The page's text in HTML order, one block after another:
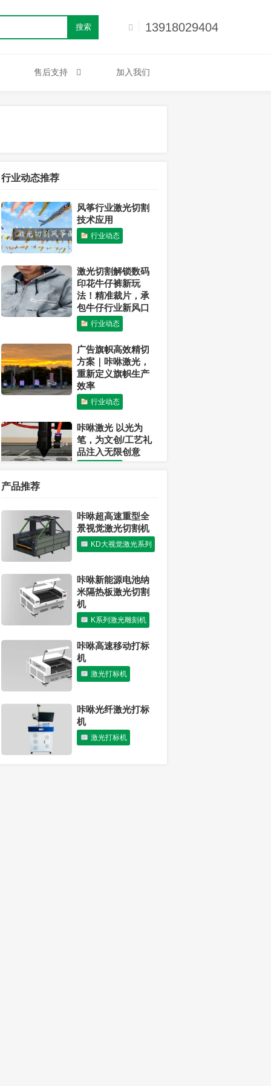
13918029404
搜索
售后支持 加入我们
行业动态推荐
风筝行业激光切割
技术应用
行业动态
激光切割解锁数码
印花牛仔裤新玩
法！精准裁片，承
包牛仔行业新风口
行业动态
广告旗帜高效精切
方案｜咔咻激光，
重新定义旗帜生产
效率
行业动态
咔咻激光 以光为
笔，为文创/工艺礼
品注入无限创意
行业动态
行业动态
产品推荐
咔咻超高速重型全
景视觉激光切割机
KD大视觉激光系列
咔咻新能源电池纳
米隔热板激光切割
机
K系列激光雕刻机
咔咻高速移动打标
机
激光打标机
咔咻光纤激光打标
机
激光打标机